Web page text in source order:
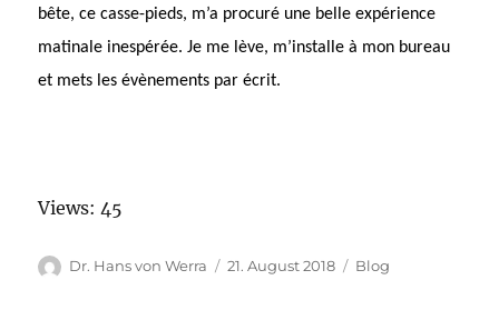
bête, ce casse-pieds, m’a procuré une belle expérience
matinale inespérée. Je me lève, m’installe à mon bureau
et mets les évènements par écrit.
Views: 45
Autor
Dr. Hans von Werra
Veröffentlicht
21. August 2018 Kategorien
Blog